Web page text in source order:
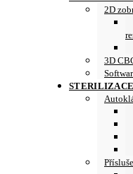
2D
3D
STERILIZACE